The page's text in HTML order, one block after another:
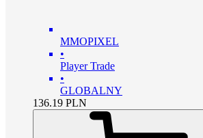
MMOPIXEL
•
Player Trade
•
GLOBALNY
136.19 PLN